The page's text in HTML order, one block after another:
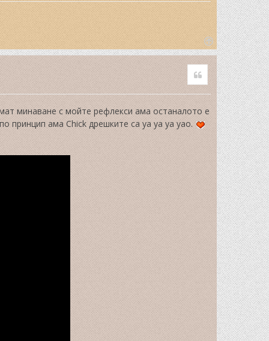
T
o
p
Quote
минаване с мойте рефлекси ама останалото е
принцип ама Chick дрешките са уа уа уа уао.